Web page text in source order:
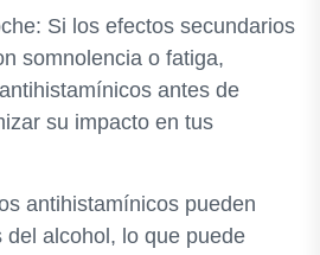
Si los efectos secundarios
somnolencia o fatiga,
antes de
su impacto en tus
antihistamínicos pueden
del alcohol, lo que puede